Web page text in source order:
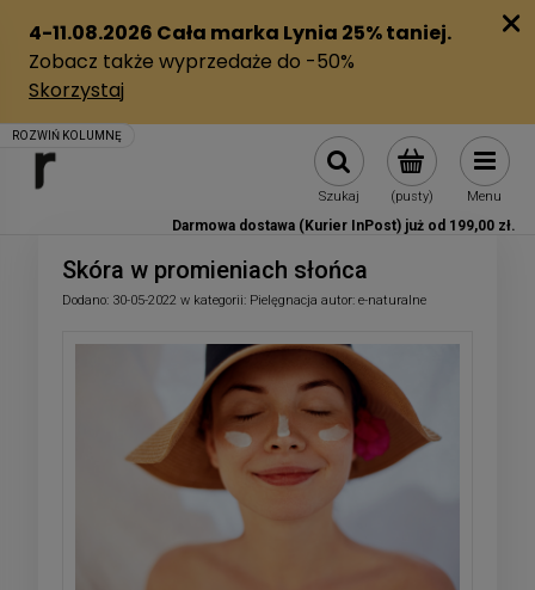
(pusty)
Szukaj Menu
Darmowa dostawa (Kurier InPost) już od 199,00 zł.
Skóra w promieniach słońca
Dodano: 30-05-2022 w kategorii: Pielęgnacja autor: e-naturalne